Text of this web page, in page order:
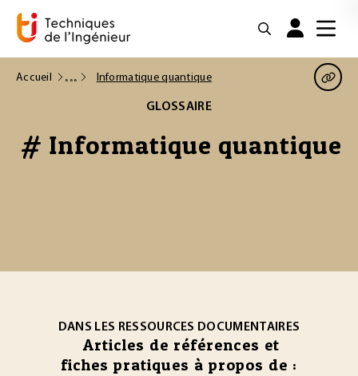
Accueil Informatique quantique
GLOSSAIRE
# Informatique quantique
DANS LES RESSOURCES DOCUMENTAIRES
Articles de références et
fiches pratiques à propos de :